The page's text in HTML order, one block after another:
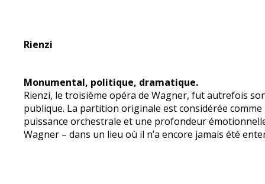
Rienzi
Monumental, politique, dramatique.
Rienzi, le troisième opéra de Wagner, fut autrefois
publique. La partition originale est considérée
puissance orchestrale et une profondeur
Wagner – dans un lieu où il n’a encore jamais été